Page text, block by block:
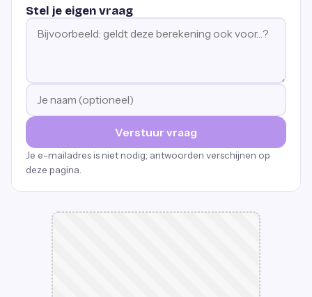
Stel je eigen vraag
Verstuur vraag
Je e-mailadres is niet nodig; antwoorden verschijnen op
deze pagina.